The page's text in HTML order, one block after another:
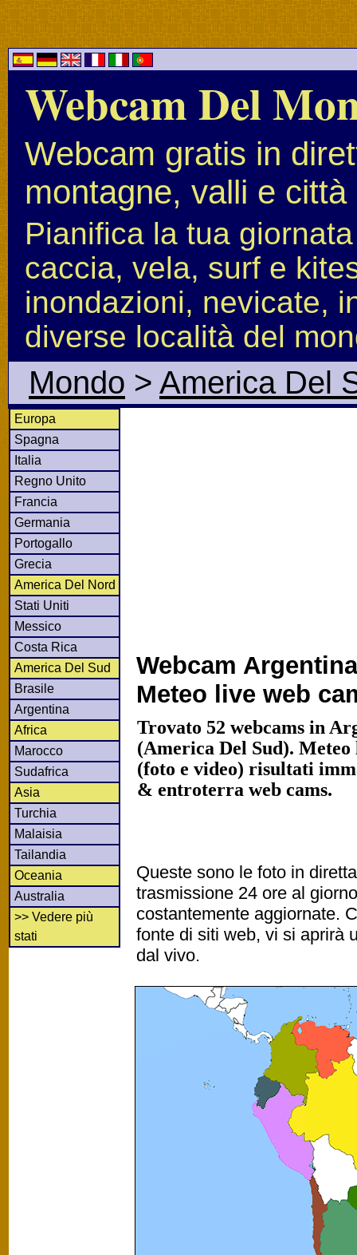
Webcam Del
Webcam gratis in
montagne, valli e città
Pianifica la tua
caccia, vela, surf e
inondazioni, nevicate,
diverse località del
Mondo > America Del
Europa
Spagna
Italia
Regno Unito
Francia
Germania
Portogallo
Grecia
America Del Nord
Stati Uniti
Messico
Costa Rica
America Del Sud
Brasile
Argentina
Africa
Marocco
Sudafrica
Asia
Turchia
Malaisia
Tailandia
Oceania
Australia
>> Vedere più
stati
Webcam
Meteo live web
Trovato 52 webcams in
(America Del Sud). Meteo
(foto e video) risultati
& entroterra web cams.
Queste sono le foto in
trasmissione 24 ore al
costantemente aggiornate.
fonte di siti web, vi si aprirà
dal vivo.